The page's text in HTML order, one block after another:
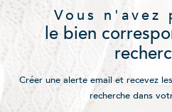
Vous n'avez
le bien
Créer une alerte email et recevez
recherche dans